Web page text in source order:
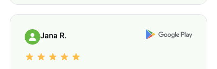
Jana R.